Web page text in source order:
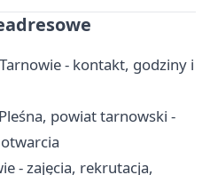
- kontakt, godziny i
powiat tarnowski -
- zajęcia, rekrutacja,